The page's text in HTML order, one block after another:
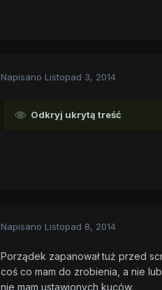
Napisano Listopad 3, 2014
Odkryj ukrytą treść
Napisano Listopad 8, 2014
Porządek zapanował tuż przed
coś co mam do zrobienia, a nie
nie mam ustawionych kuców.